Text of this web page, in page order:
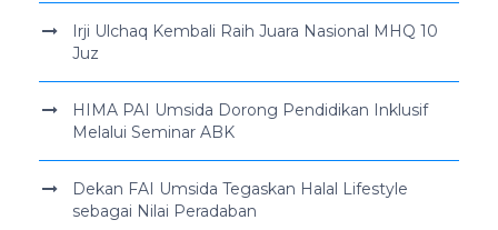
Irji Ulchaq Kembali Raih Juara Nasional MHQ 10
Juz
HIMA PAI Umsida Dorong Pendidikan Inklusif
Melalui Seminar ABK
Dekan FAI Umsida Tegaskan Halal Lifestyle
sebagai Nilai Peradaban